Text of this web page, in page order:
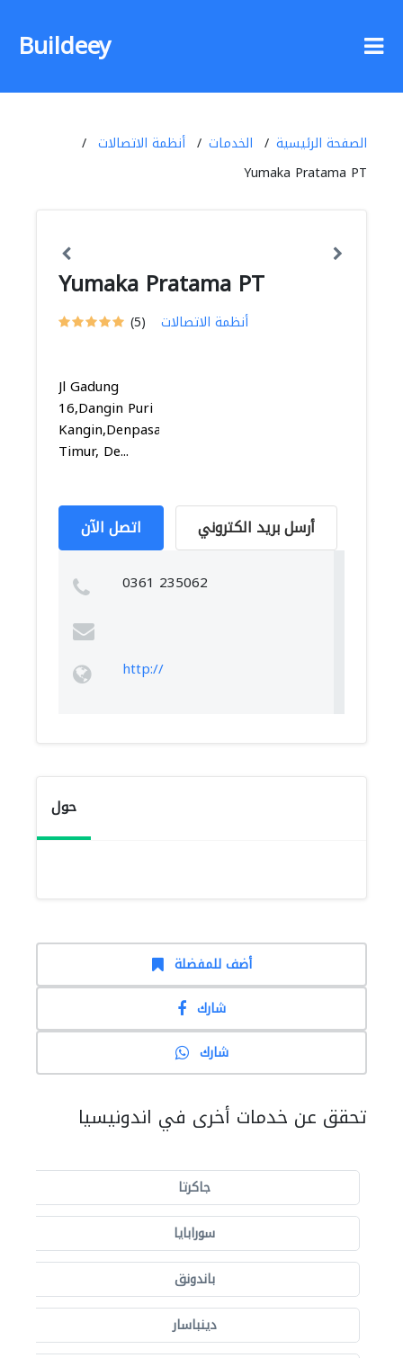
Buildeey
الصفحة الرئيسية الخدمات
أنظمة الاتصالات
Yumaka Pratama PT
Yumaka Pratama PT
(5) أنظمة الاتصالات
Jl Gadung
16,Dangin Puri
Kangin,Denpasar
Timur, De...
اتصل الآن أرسل بريد الكتروني
0361 235062
http://
حول
أضف للمفضلة
شارك
شارك
تحقق عن خدمات أخرى في اندونيسيا
جاكرتا
سورابايا
باندونق
دينباسار